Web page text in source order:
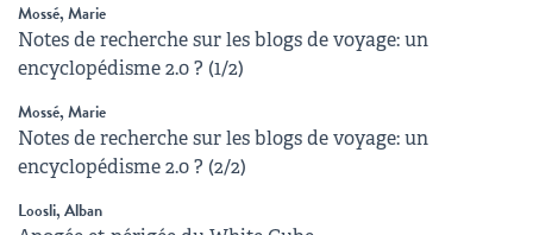
Mossé, Marie
Notes de recherche sur les blogs de voyage: un
encyclopédisme 2.0 ? (1/2)
Mossé, Marie
Notes de recherche sur les blogs de voyage: un
encyclopédisme 2.0 ? (2/2)
Loosli, Alban